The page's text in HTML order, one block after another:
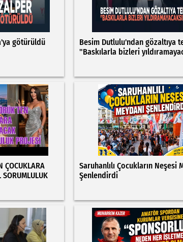
götürüldü
Besim Dutlulu'ndan gözaltıya
"Baskılarla bizleri
ÇOCUKLARA
SORUMLULUK
Saruhanlılı Çocukların Neşesi
Şenlendirdi